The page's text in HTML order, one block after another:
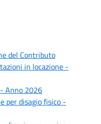
del Contributo
in locazione -
Anno 2026
per disagio fisico -